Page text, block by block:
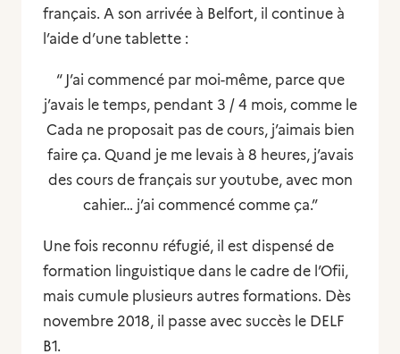
français. A son arrivée à Belfort, il continue à
l’aide d’une tablette :
“ J’ai commencé par moi-même, parce que
j’avais le temps, pendant 3 / 4 mois, comme le
Cada ne proposait pas de cours, j’aimais bien
faire ça. Quand je me levais à 8 heures, j’avais
des cours de français sur youtube, avec mon
cahier… j’ai commencé comme ça.”
Une fois reconnu réfugié, il est dispensé de
formation linguistique dans le cadre de l’Ofii,
mais cumule plusieurs autres formations. Dès
novembre 2018, il passe avec succès le DELF
B1.